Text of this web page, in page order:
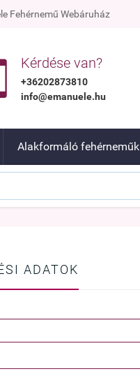
Fehérnemű Webáruház
Kérdése van?
+36202873810
info@emanuele.hu
Alakformáló fehérneműk
ADATOK